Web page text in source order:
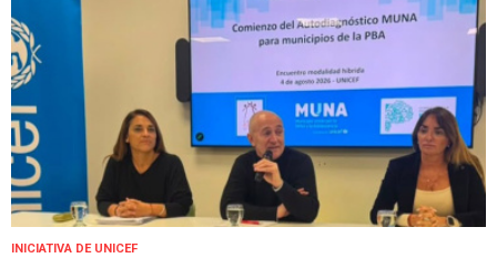
INICIATIVA DE UNICEF